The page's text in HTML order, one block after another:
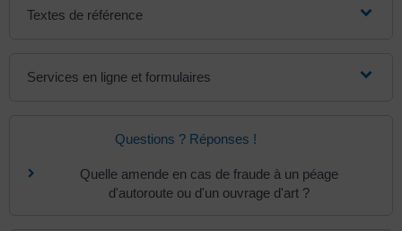
Textes de référence
Services en ligne et formulaires
Questions ? Réponses !
Quelle amende en cas de fraude à un péage
d'autoroute ou d'un ouvrage d'art ?